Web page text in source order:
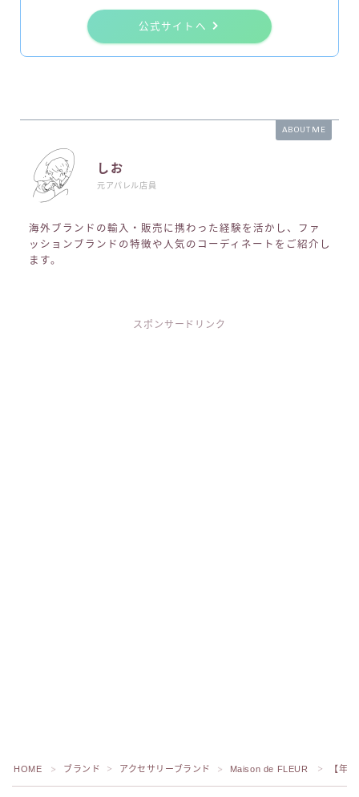
公式サイトへ
ABOUT ME
しお
元アパレル店員
海外ブランドの輸入・販売に携わった経験を活かし、ファ
ッションブランドの特徴や人気のコーディネートをご紹介し
ます。
スポンサードリンク
HOME ＞ ブランド ＞ アクセサリーブランド ＞ Maison de FLEUR ＞ 【年